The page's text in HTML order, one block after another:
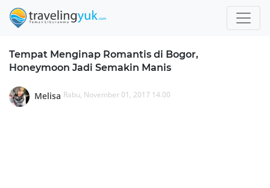
Tempat Menginap Romantis di Bogor,
Honeymoon Jadi Semakin Manis
Melisa Rabu, November 01, 2017 14.00